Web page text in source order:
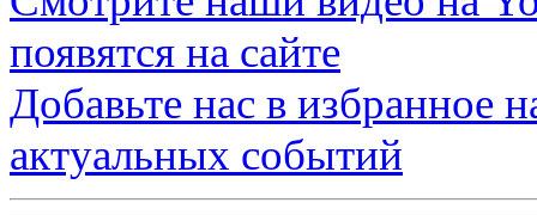
появятся на сайте
Добавьте нас в избранное
актуальных событий